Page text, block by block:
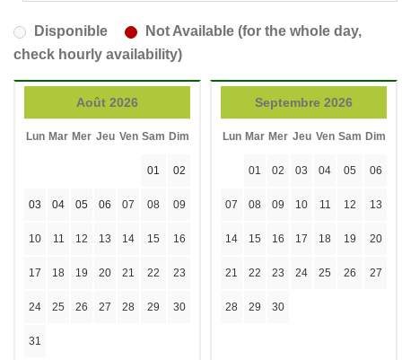
Disponible
Not Available (for the whole day,
check hourly availability)
Août 2026
Lun Mar Mer Jeu Ven Sam Dim
01 02
03 04 05 06 07 08 09
10 11 12 13 14 15 16
17 18 19 20 21 22 23
24 25 26 27 28 29 30
31
Septembre 2026
Lun Mar Mer Jeu Ven Sam Dim
01 02 03 04 05 06
07 08 09 10 11 12 13
14 15 16 17 18 19 20
21 22 23 24 25 26 27
28 29 30